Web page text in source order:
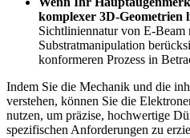
komplexer 3D-Geometrien
Sichtliniennatur von E-
Substratmanipulation
konformeren Prozess in
Indem Sie die Mechanik und die
verstehen, können Sie die
nutzen, um präzise, hochwertige
spezifischen Anforderungen zu